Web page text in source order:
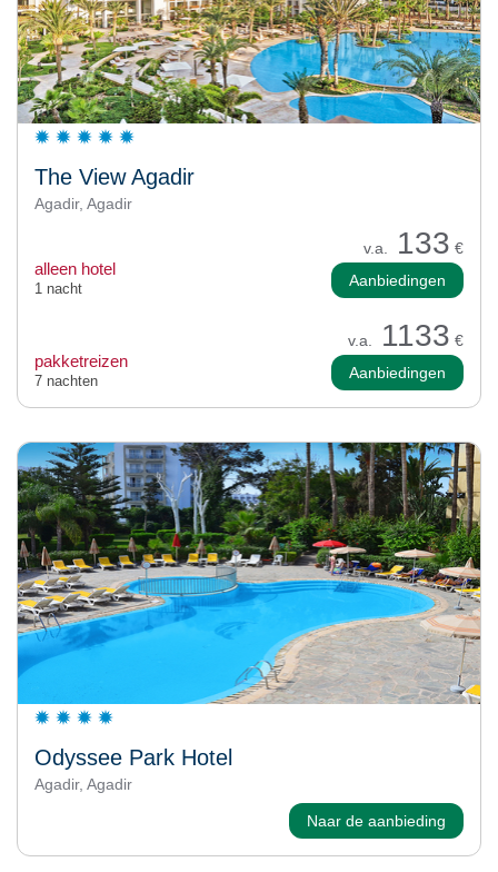
The View Agadir
Agadir, Agadir
v.a. 133 €
alleen hotel
1 nacht Aanbiedingen
v.a. 1133 €
pakketreizen
7 nachten Aanbiedingen
Odyssee Park Hotel
Agadir, Agadir
Naar de aanbieding